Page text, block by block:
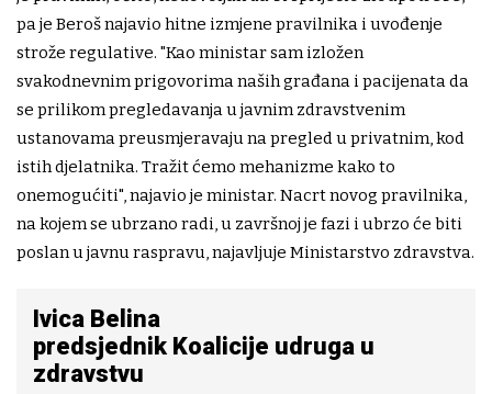
pa je Beroš najavio hitne izmjene pravilnika i uvođenje
strože regulative. "Kao ministar sam izložen
svakodnevnim prigovorima naših građana i pacijenata da
se prilikom pregledavanja u javnim zdravstvenim
ustanovama preusmjeravaju na pregled u privatnim, kod
istih djelatnika. Tražit ćemo mehanizme kako to
onemogućiti", najavio je ministar. Nacrt novog pravilnika,
na kojem se ubrzano radi, u završnoj je fazi i ubrzo će biti
poslan u javnu raspravu, najavljuje Ministarstvo zdravstva.
Ivica Belina
predsjednik Koalicije udruga u
zdravstvu